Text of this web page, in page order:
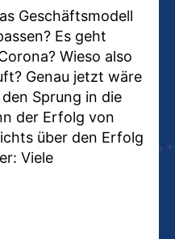
Geschäftsmodell
Es geht
Wieso also
Genau jetzt wäre
Sprung in die
der Erfolg von
über den Erfolg
Viele